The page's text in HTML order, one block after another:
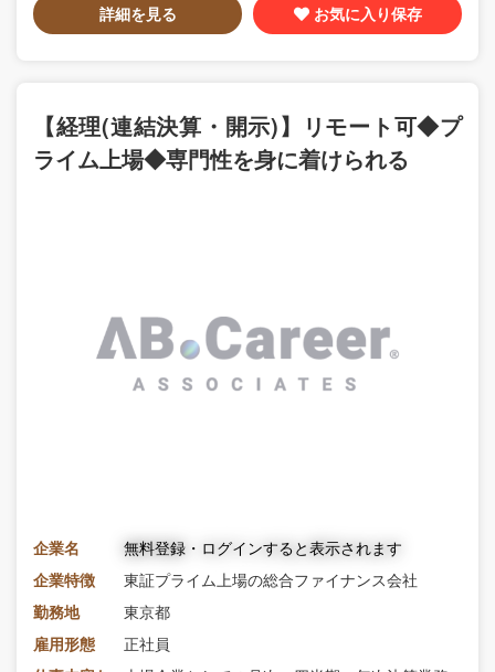
詳細を見る お気に入り保存
【経理(連結決算・開示)】リモート可◆プ
ライム上場◆専門性を身に着けられる
企業名
無料登録・ログインすると表示されます
企業特徴
東証プライム上場の総合ファイナンス会社
勤務地
東京都
雇用形態
正社員